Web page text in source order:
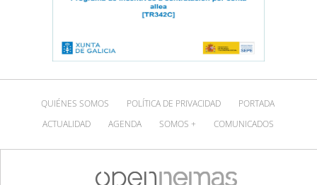
QUIÉNES SOMOS POLÍTICA DE PRIVACIDAD
PORTADA
ACTUALIDAD
AGENDA SOMOS + COMUNICADOS